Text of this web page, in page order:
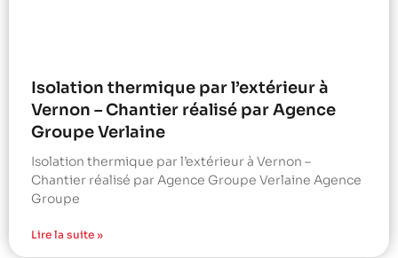
Isolation thermique par l’extérieur à
Vernon – Chantier réalisé par Agence
Groupe Verlaine
Isolation thermique par l’extérieur à Vernon –
Chantier réalisé par Agence Groupe Verlaine Agence
Groupe
Lire la suite »